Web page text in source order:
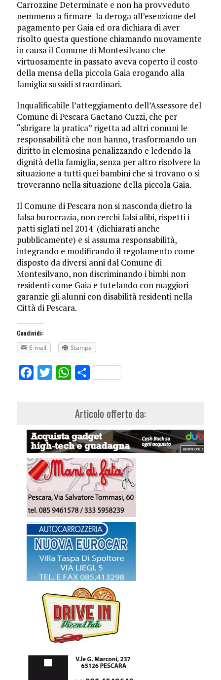
Carrozzine Determinate e non ha provveduto
nemmeno a firmare la deroga all’esenzione del
pagamento per Gaia ed ora dichiara di aver
risolto questa questione chiamando nuovamente
in causa il Comune di Montesilvano che
virtuosamente in passato aveva coperto il costo
della mensa della piccola Gaia erogando alla
famiglia sussidi straordinari.
Inqualificabile l’atteggiamento dell’Assessore del
Comune di Pescara Gaetano Cuzzi, che per
“sbrigare la pratica” rigetta ad altri comuni le
responsabilità che non hanno, trasformando un
diritto in elemosina penalizzando e ledendo la
dignità della famiglia, senza per altro risolvere la
situazione a tutti quei bambini che si trovano o si
troveranno nella situazione della piccola Gaia.
Il Comune di Pescara non si nasconda dietro la
falsa burocrazia, non cerchi falsi alibi, rispetti i
patti siglati nel 2014 (dichiarati anche
pubblicamente) e si assuma responsabilità,
integrando e modificando il regolamento come
disposto da diversi anni dal Comune di
Montesilvano, non discriminando i bimbi non
residenti come Gaia e tutelando con maggiori
garanzie gli alunni con disabilità residenti nella
Città di Pescara.
Condividi:
E-mail
Stampa
FacebookTwitterWhatsApp
Share
Articolo offerto da: